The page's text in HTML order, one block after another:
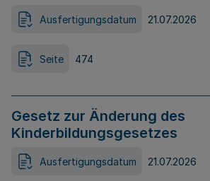
Ausfertigungsdatum 21.07.2026
Seite 474
Gesetz zur Änderung des
Kinderbildungsgesetzes
Ausfertigungsdatum 21.07.2026